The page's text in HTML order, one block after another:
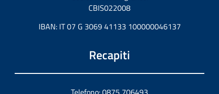
CBIS022008
IBAN: IT 07 G 3069 41133 100000046137
Recapiti